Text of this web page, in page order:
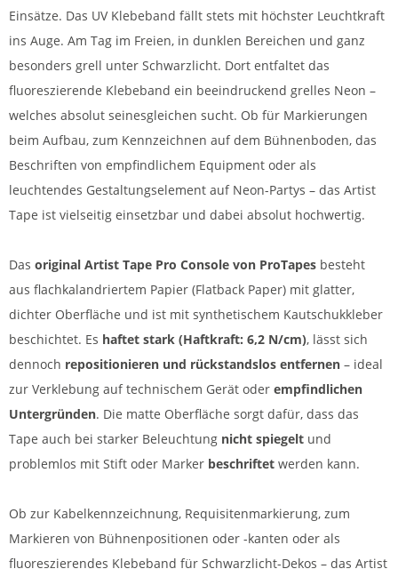
Einsätze. Das UV Klebeband fällt stets mit höchster Leuchtkraft
ins Auge. Am Tag im Freien, in dunklen Bereichen und ganz
besonders grell unter Schwarzlicht. Dort entfaltet das
fluoreszierende Klebeband ein beeindruckend grelles Neon –
welches absolut seinesgleichen sucht. Ob für Markierungen
beim Aufbau, zum Kennzeichnen auf dem Bühnenboden, das
Beschriften von empfindlichem Equipment oder als
leuchtendes Gestaltungselement auf Neon-Partys – das Artist
Tape ist vielseitig einsetzbar und dabei absolut hochwertig.
Das original Artist Tape Pro Console von ProTapes besteht
aus flachkalandriertem Papier (Flatback Paper) mit glatter,
dichter Oberfläche und ist mit synthetischem Kautschukkleber
beschichtet. Es haftet stark (Haftkraft: 6,2 N/cm), lässt sich
dennoch repositionieren und rückstandslos entfernen – ideal
zur Verklebung auf technischem Gerät oder empfindlichen
Untergründen. Die matte Oberfläche sorgt dafür, dass das
Tape auch bei starker Beleuchtung nicht spiegelt und
problemlos mit Stift oder Marker beschriftet werden kann.
Ob zur Kabelkennzeichnung, Requisitenmarkierung, zum
Markieren von Bühnenpositionen oder -kanten oder als
fluoreszierendes Klebeband für Schwarzlicht-Dekos – das Artist